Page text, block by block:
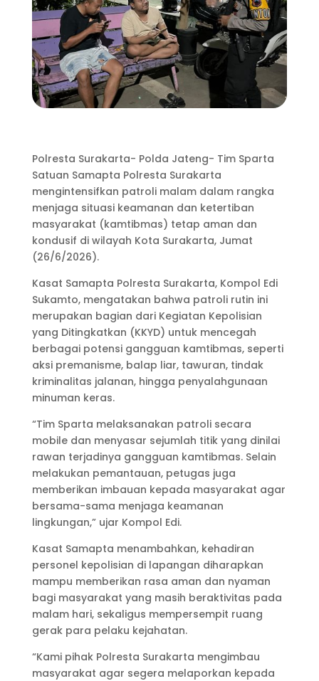
Polresta Surakarta- Polda Jateng- Tim Sparta
Satuan Samapta Polresta Surakarta
mengintensifkan patroli malam dalam rangka
menjaga situasi keamanan dan ketertiban
masyarakat (kamtibmas) tetap aman dan
kondusif di wilayah Kota Surakarta, Jumat
(26/6/2026).
Kasat Samapta Polresta Surakarta, Kompol Edi
Sukamto, mengatakan bahwa patroli rutin ini
merupakan bagian dari Kegiatan Kepolisian
yang Ditingkatkan (KKYD) untuk mencegah
berbagai potensi gangguan kamtibmas, seperti
aksi premanisme, balap liar, tawuran, tindak
kriminalitas jalanan, hingga penyalahgunaan
minuman keras.
“Tim Sparta melaksanakan patroli secara
mobile dan menyasar sejumlah titik yang dinilai
rawan terjadinya gangguan kamtibmas. Selain
melakukan pemantauan, petugas juga
memberikan imbauan kepada masyarakat agar
bersama-sama menjaga keamanan
lingkungan,” ujar Kompol Edi.
Kasat Samapta menambahkan, kehadiran
personel kepolisian di lapangan diharapkan
mampu memberikan rasa aman dan nyaman
bagi masyarakat yang masih beraktivitas pada
malam hari, sekaligus mempersempit ruang
gerak para pelaku kejahatan.
“Kami pihak Polresta Surakarta mengimbau
masyarakat agar segera melaporkan kepada